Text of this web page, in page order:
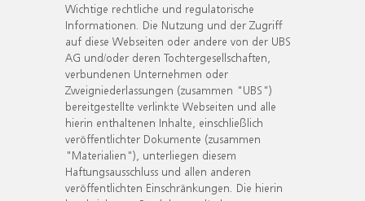
Wichtige rechtliche und regulatorische
Informationen. Die Nutzung und der Zugriff
auf diese Webseiten oder andere von der UBS
AG und/oder deren Tochtergesellschaften,
verbundenen Unternehmen oder
Zweigniederlassungen (zusammen "UBS")
bereitgestellte verlinkte Webseiten und alle
hierin enthaltenen Inhalte, einschließlich
veröffentlichter Dokumente (zusammen
"Materialien"), unterliegen diesem
Haftungsausschluss und allen anderen
veröffentlichten Einschränkungen. Die hierin